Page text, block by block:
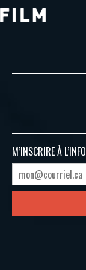
M’INSCRIRE À